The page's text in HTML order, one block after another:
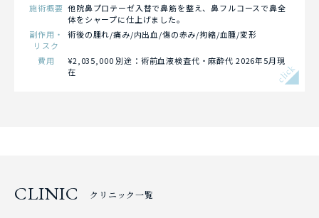
施術概要 他院鼻プロテーゼ入替で鼻筋を整え、鼻フルコースで鼻全
体をシャープに仕上げました。
副作用・
リスク
術後の腫れ/痛み/内出血/傷の赤み/拘縮/血腫/変形
費用
¥2,035,000 別途：術前血液検査代・麻酔代 2026年5月現
在
click
CLINIC クリニック一覧